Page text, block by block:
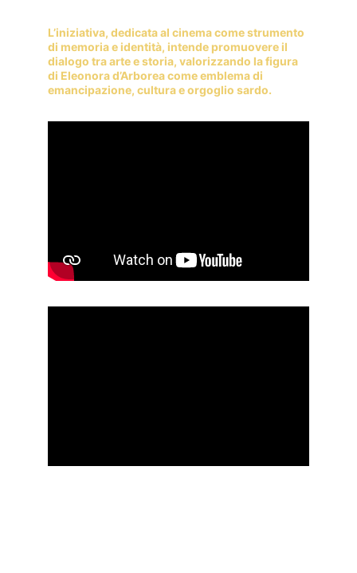
L’iniziativa, dedicata al cinema come strumento
di memoria e identità, intende promuovere il
dialogo tra arte e storia, valorizzando la figura
di Eleonora d’Arborea come emblema di
emancipazione, cultura e orgoglio sardo.